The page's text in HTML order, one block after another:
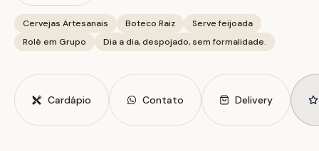
Cervejas Artesanais Boteco Raiz
Serve feijoada
Rolê em Grupo
Dia a dia, despojado, sem formalidade.
Cardápio Contato Delivery